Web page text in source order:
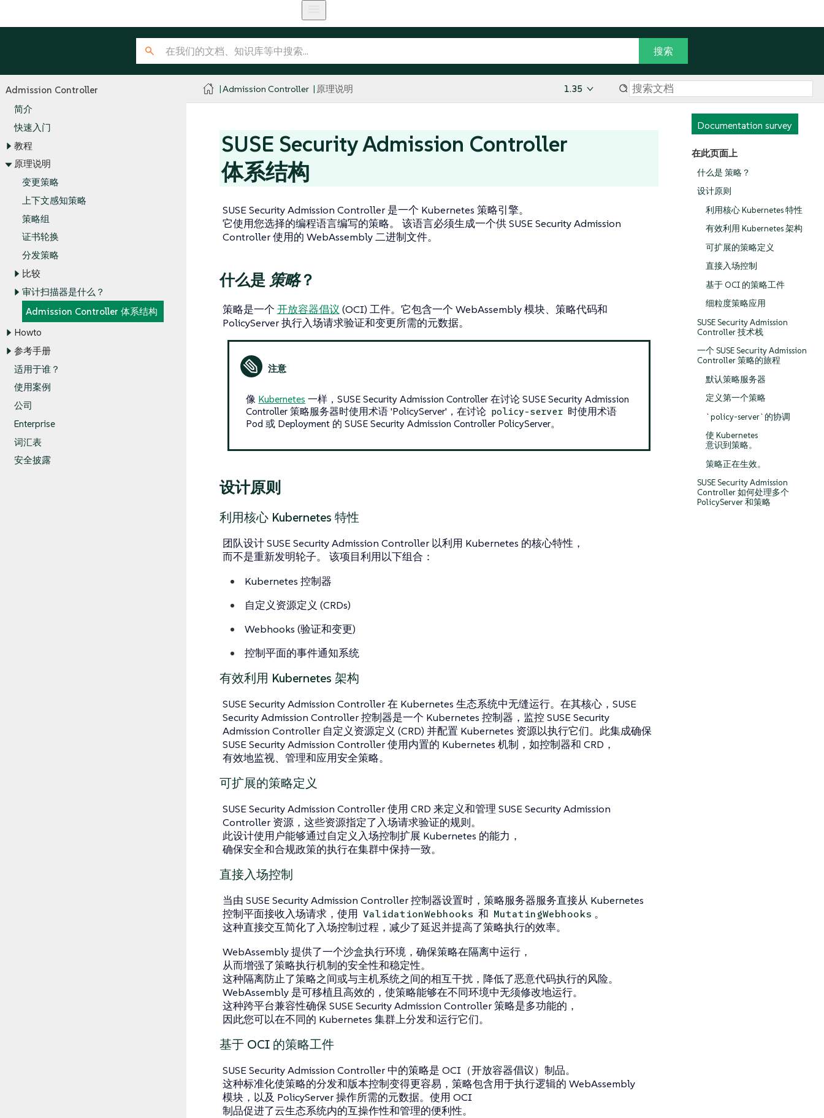
Admission Controller
简介
快速入门
教程
原理说明
变更策略
上下文感知策略
策略组
证书轮换
分发策略
比较
审计扫描器是什么？
Admission Controller 体系结构
Howto
参考手册
适用于谁？
使用案例
公司
Enterprise
词汇表
安全披露
Admission Controller 原理说明 1.35
Documentation survey
在此页面上
什么是 策略？
设计原则
利用核心 Kubernetes 特性
有效利用 Kubernetes 架构
可扩展的策略定义
直接入场控制
基于 OCI 的策略工件
细粒度策略应用
SUSE Security Admission
Controller 技术栈
一个 SUSE Security Admission
Controller 策略的旅程
默认策略服务器
定义第一个策略
`policy-server`的协调
使 Kubernetes
意识到策略。
策略正在生效。
SUSE Security Admission
Controller 如何处理多个
PolicyServer 和策略
SUSE Security Admission Controller
体系结构
SUSE Security Admission Controller 是一个 Kubernetes 策略引擎。
它使用您选择的编程语言编写的策略。 该语言必须生成一个供 SUSE Security Admission
Controller 使用的 WebAssembly 二进制文件。
什么是 策略？
策略是一个 开放容器倡议 (OCI) 工件。它包含一个 WebAssembly 模块、策略代码和
PolicyServer 执行入场请求验证和变更所需的元数据。
像 Kubernetes 一样，SUSE Security Admission Controller 在讨论 SUSE Security Admission
Controller 策略服务器时使用术语 'PolicyServer'，在讨论 policy-server 时使用术语
Pod 或 Deployment 的 SUSE Security Admission Controller PolicyServer。
设计原则
利用核心 Kubernetes 特性
团队设计 SUSE Security Admission Controller 以利用 Kubernetes 的核心特性，
而不是重新发明轮子。 该项目利用以下组合：
Kubernetes 控制器
自定义资源定义 (CRDs)
Webhooks (验证和变更)
控制平面的事件通知系统
有效利用 Kubernetes 架构
SUSE Security Admission Controller 在 Kubernetes 生态系统中无缝运行。在其核心，SUSE
Security Admission Controller 控制器是一个 Kubernetes 控制器，监控 SUSE Security
Admission Controller 自定义资源定义 (CRD) 并配置 Kubernetes 资源以执行它们。此集成确保
SUSE Security Admission Controller 使用内置的 Kubernetes 机制，如控制器和 CRD，
有效地监视、管理和应用安全策略。
可扩展的策略定义
SUSE Security Admission Controller 使用 CRD 来定义和管理 SUSE Security Admission
Controller 资源，这些资源指定了入场请求验证的规则。
此设计使用户能够通过自定义入场控制扩展 Kubernetes 的能力，
确保安全和合规政策的执行在集群中保持一致。
直接入场控制
当由 SUSE Security Admission Controller 控制器设置时，策略服务器服务直接从 Kubernetes
控制平面接收入场请求，使用 ValidationWebhooks 和 MutatingWebhooks 。
这种直接交互简化了入场控制过程，减少了延迟并提高了策略执行的效率。
WebAssembly 提供了一个沙盒执行环境，确保策略在隔离中运行，
从而增强了策略执行机制的安全性和稳定性。
这种隔离防止了策略之间或与主机系统之间的相互干扰，降低了恶意代码执行的风险。
WebAssembly 是可移植且高效的，使策略能够在不同环境中无须修改地运行。
这种跨平台兼容性确保 SUSE Security Admission Controller 策略是多功能的，
因此您可以在不同的 Kubernetes 集群上分发和运行它们。
基于 OCI 的策略工件
SUSE Security Admission Controller 中的策略是 OCI（开放容器倡议）制品。
这种标准化使策略的分发和版本控制变得更容易，策略包含用于执行逻辑的 WebAssembly
模块，以及 PolicyServer 操作所需的元数据。使用 OCI
制品促进了云生态系统内的互操作性和管理的便利性。